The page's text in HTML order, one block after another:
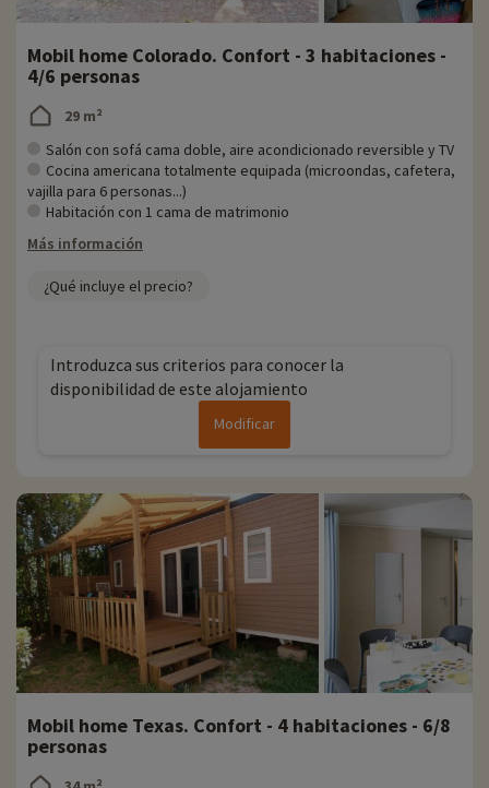
Mobil home Colorado. Confort - 3 habitaciones -
4/6 personas
29 m²
Salón con sofá cama doble, aire acondicionado reversible y TV
Cocina americana totalmente equipada (microondas, cafetera,
vajilla para 6 personas...)
Habitación con 1 cama de matrimonio
Más información
¿Qué incluye el precio?
Introduzca sus criterios para conocer la
disponibilidad de este alojamiento
Modificar
Mobil home Texas. Confort - 4 habitaciones - 6/8
personas